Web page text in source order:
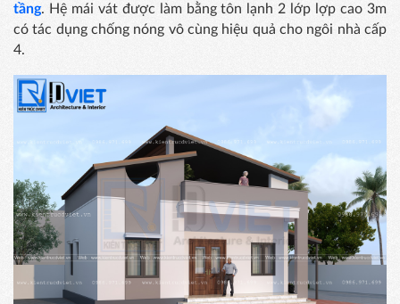
tầng. Hệ mái vát được làm bằng tôn lạnh 2 lớp lợp cao 3m
có tác dụng chống nóng vô cùng hiệu quả cho ngôi nhà cấp
4.